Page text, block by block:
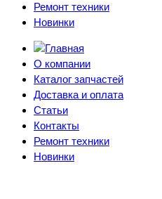
Ремонт техники
Новинки
О компании
Каталог запчастей
Доставка и оплата
Статьи
Контакты
Ремонт техники
Новинки